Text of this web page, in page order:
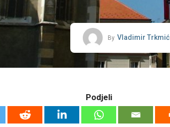
By Vladimir Trkmić
Podjeli